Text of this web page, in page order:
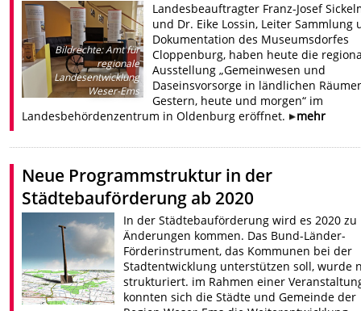
Bildrechte:Amt für
regionale
Landesentwicklung
Weser-Ems
Landesbeauftragter Franz-Josef
und Dr. Eike Lossin, Leiter Sammlung
Dokumentation des Museumsdorfes
Cloppenburg, haben heute die
Ausstellung „Gemeinwesen und
Daseinsvorsorge in ländlichen
Gestern, heute und morgen“ im
Landesbehördenzentrum in Oldenburg eröffnet.
mehr
Neue Programmstruktur in der
Städtebauförderung ab 2020
In der Städtebauförderung wird es 2020 zu
Änderungen kommen. Das Bund-Länder-
Förderinstrument, das Kommunen bei der
Stadtentwicklung unterstützen soll, wurde
strukturiert. im Rahmen einer
konnten sich die Städte und Gemeinde der